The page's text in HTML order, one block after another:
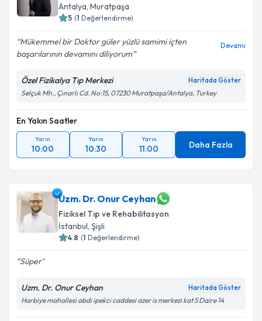
Antalya, Muratpaşa
5 (1 Değerlendirme)
Mükemmel bir Doktor güler yüzlü samimi içten
başarılarının devamını diliyorum
Devamı
Özel Fizikalya Tıp Merkezi Haritada Göster
Selçuk Mh., Çınarlı Cd. No:15, 07230 Muratpaşa/Antalya, Turkey
En Yakın Saatler
Yarın
10:00
Yarın
10:30
Yarın
11:00 Daha Fazla
Uzm. Dr. Onur Ceyhan
Fiziksel Tıp ve Rehabilitasyon
İstanbul, Şişli
4.8 (1 Değerlendirme)
Süper
Uzm. Dr. Onur Ceyhan Haritada Göster
Harbiye mahallesi abdi ipekci caddesi azer is merkezi kat 5 Daire 14